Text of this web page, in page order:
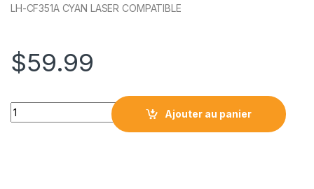
LH-CF351A CYAN LASER COMPATIBLE
$59.99
HPCF351A CYAN LASER COMPATIBLE quantity
Ajouter au panier